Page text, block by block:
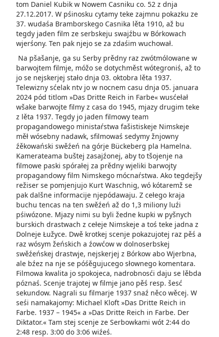
tom Daniel Kubik w Nowem Casniku co. 52 z dnja
27.12.2017. W pśinosku cytamy teke zajmnu pokazku ze
37. wudaśa Bramborskego Casnika lěta 1910, až bu
tegdy jaden film ze serbskeju swajźbu w Bórkowach
wjerśony. Ten pak njejo se za zdaśim wuchował.
Na pšašanje, ga su Serby prědny raz zwótmólowane w
barwojtem filmje, móžo se dotychměst wótegroniś, až to
jo se nejskerjej stało dnja 03. oktobra lěta 1937.
Telewizny sćelak ntv jo w nocnem casu dnja 05. januara
2024 pód titlom »Das Dritte Reich in Farbe« wusćełał
wšake barwojte filmy z casa do 1945, mjazy drugim teke
z lěta 1937. Tegdy jo jaden filmowy team
propagandowego ministaŕstwa fašistiskeje Nimskeje
měł wósebny nadawk, sfilmowaś sedymy žnjowny
źěkowański swěźeń na górje Bückeberg pla Hamelna.
Kamerateama buštej zasajźonej, aby to tšojenje na
filmowe paski spórałej za prědny wjeliki barwojty
propagandowy film Nimskego mócnaŕstwa. Ako tegdejšy
režiser se pomjenjujo Kurt Waschnig, wó kótaremž se
pak dalšne informacije njepódawaju. Z cełego kraja
buchu tencas na ten swěźeń až do 1,3 miliony luźi
pśiwózone. Mjazy nimi su byli žedne kupki w pyšnych
burskich drastwach z cełeje Nimskeje a toś teke jadna z
Dolneje Łužyce. Dwě krotkej scenje pokazujotej raz pěś a
raz wósym žeńskich a źowćow w dolnoserbskej
swěźeńskej drastwje, nejskerjej z Bórkow abo Wjerbna,
ale bźez na nje se póśěgujucego słownego komentara.
Filmowa kwalita jo spokojeca, nadrobnosći daju se lěbda
póznaś. Scenje trajotej w filmje jano pěś resp. šesć
sekundow. Nagrali su filmarje 1937 snaź něco wěcej. W
seśi namakajomy: Michael Kloft »Das Dritte Reich in
Farbe. 1937 – 1945« a »Das Dritte Reich in Farbe. Der
Diktator.« Tam stej scenje ze Serbowkami wót 2:44 do
2:48 resp. 3:00 do 3:06 wiźeś.